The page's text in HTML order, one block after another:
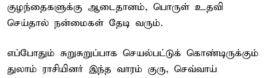
குழந்தைகளுக்கு ஆடைதானம், பொருள் உதவி
செய்தால் நன்மைகள் தேடி வரும்.
எப்போதும் சுறுசுறுப்பாக செயல்பட்டுக் கொண்டிருக்கும்
துலாம் ராசியினர் இந்த வாரம் குரு, செவ்வாய்